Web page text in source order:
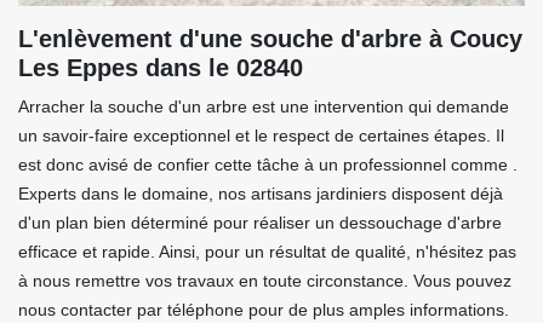
L'enlèvement d'une souche d'arbre à Coucy
Les Eppes dans le 02840
Arracher la souche d'un arbre est une intervention qui demande
un savoir-faire exceptionnel et le respect de certaines étapes. Il
est donc avisé de confier cette tâche à un professionnel comme .
Experts dans le domaine, nos artisans jardiniers disposent déjà
d'un plan bien déterminé pour réaliser un dessouchage d'arbre
efficace et rapide. Ainsi, pour un résultat de qualité, n'hésitez pas
à nous remettre vos travaux en toute circonstance. Vous pouvez
nous contacter par téléphone pour de plus amples informations.